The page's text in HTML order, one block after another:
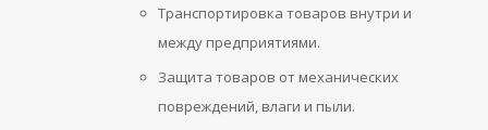
Транспортировка товаров внутри и
между предприятиями.
Защита товаров от механических
повреждений, влаги и пыли.